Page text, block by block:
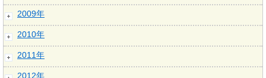
2009年
2010年
2011年
2012年